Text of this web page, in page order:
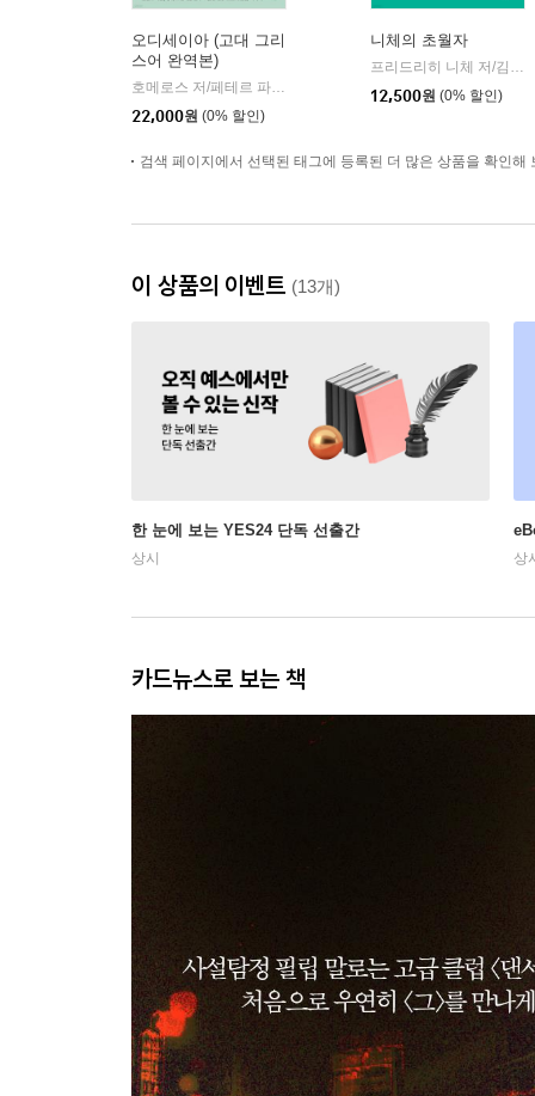
오디세이아 (고대 그리
스어 완역본)
| 현대지성
22,000원 (0% 할인)
니체의 초월자
12,500원 (0% 할인)
검색 페이지에서 선택된 태그에 등록된 더 많은 상품을 확인해
이 상품의 이벤트 (13개)
한 눈에 보는 YES24 단독 선출간
상시 상
카드뉴스로 보는 책